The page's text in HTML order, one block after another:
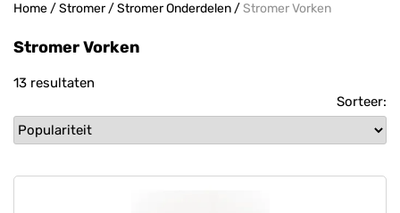
Home/Stromer/Stromer Onderdelen/Stromer Vorken
Stromer Vorken
13 resultaten
Sorteer: